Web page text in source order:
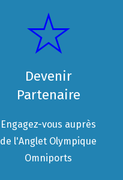
Devenir
Partenaire
Engagez-vous auprès
de l'Anglet Olympique
Omniports